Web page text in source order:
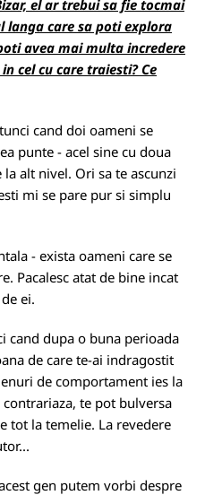
el ar trebui sa fie tocmai
care sa poti explora
avea mai multa incredere
cel cu care traiesti? Ce
cand doi oameni se
punte - acel sine cu doua
alt nivel. Ori sa te ascunzi
mi se pare pur si simplu
- exista oameni care se
Pacalesc atat de bine incat
ei.
cand dupa o buna perioada
de care te-ai indragostit
de comportament ies la
te pot bulversa
tot la temelie. La revedere
gen putem vorbi despre